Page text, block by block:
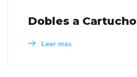
Dobles a Cartucho
Leer mas